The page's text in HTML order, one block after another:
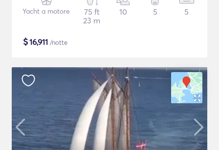
Yacht a motore
75 ft
23 m
10 5 5
$16,911 /notte